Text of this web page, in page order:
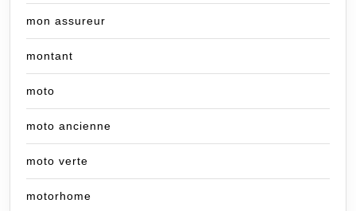
mon assureur
montant
moto
moto ancienne
moto verte
motorhome